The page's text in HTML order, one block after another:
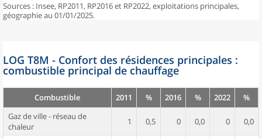
Sources : Insee, RP2011, RP2016 et RP2022, exploitations principales,
géographie au 01/01/2025.
LOG T8M - Confort des résidences principales :
combustible principal de chauffage
Combustible 2011 % 2016 % 2022
%
Gaz de ville - réseau de
chaleur
1 0,5 0 0,0 0 0,0